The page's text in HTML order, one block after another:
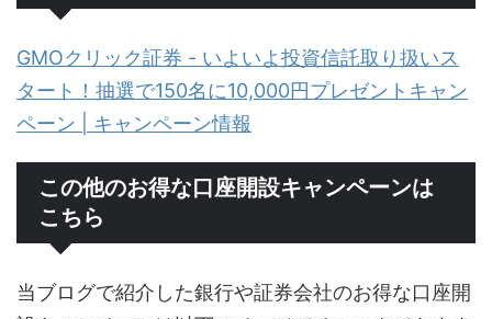
GMOクリック証券 - いよいよ投資信託取り扱いス
タート！抽選で150名に10,000円プレゼントキャン
ペーン | キャンペーン情報
この他のお得な口座開設キャンペーンは
こちら
当ブログで紹介した銀行や証券会社のお得な口座開